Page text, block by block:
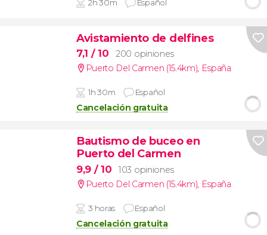
2h 30m Español
Avistamiento de delfines
7,1 / 10
200 opiniones
Puerto Del Carmen (15.4km), España
1h 30m Español
Cancelación gratuita
Bautismo de buceo en
Puerto del Carmen
9,9 / 10
103 opiniones
Puerto Del Carmen (15.4km), España
3 horas Español
Cancelación gratuita